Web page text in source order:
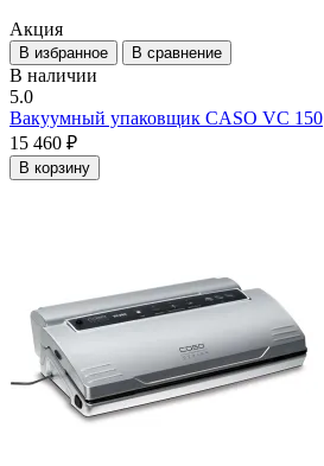
Акция
В избранное В сравнение
В наличии
5.0
Вакуумный упаковщик CASO VC 150
15 460 ₽
В корзину